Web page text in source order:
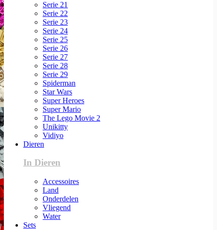
Serie 21
Serie 22
Serie 23
Serie 24
Serie 25
Serie 26
Serie 27
Serie 28
Serie 29
Spiderman
Star Wars
Super Heroes
Super Mario
The Lego Movie 2
Unikitty
Vidiyo
Dieren
In Dieren
Accessoires
Land
Onderdelen
Vliegend
Water
Sets